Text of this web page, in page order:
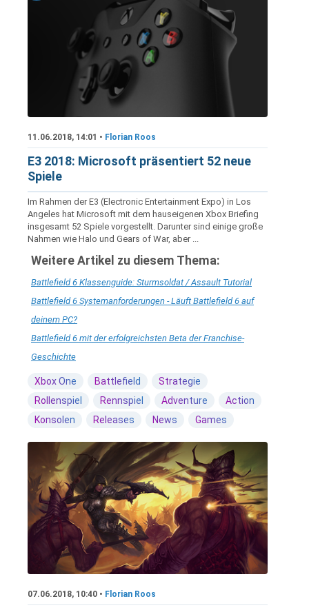
11.06.2018, 14:01 • Florian Roos
E3 2018: Microsoft präsentiert 52 neue
Spiele
Im Rahmen der E3 (Electronic Entertainment Expo) in Los
Angeles hat Microsoft mit dem hauseigenen Xbox Briefing
insgesamt 52 Spiele vorgestellt. Darunter sind einige große
Nahmen wie Halo und Gears of War, aber ...
Weitere Artikel zu diesem Thema:
Battlefield 6 Klassenguide: Sturmsoldat / Assault Tutorial
Battlefield 6 Systemanforderungen - Läuft Battlefield 6 auf
deinem PC?
Battlefield 6 mit der erfolgreichsten Beta der Franchise-
Geschichte
Xbox One Battlefield
Strategie
Rollenspiel
Rennspiel Adventure
Action
Konsolen
Releases News Games
07.06.2018, 10:40 • Florian Roos